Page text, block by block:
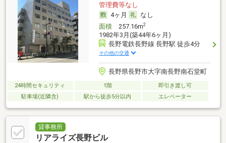
管理費等なし
4ヶ月
なし
面積257.16m2
1982年3月(築44年6ヶ月)
長野電鉄長野線 長野駅 徒歩4分
その他の交通
長野県長野市大字南長野南石堂町
24時間セキュリティ 1階
即引き渡し可
駐車場(近隣含)
駅から徒歩5分以内 エレベーター
貸事務所
リアライズ長野ビル